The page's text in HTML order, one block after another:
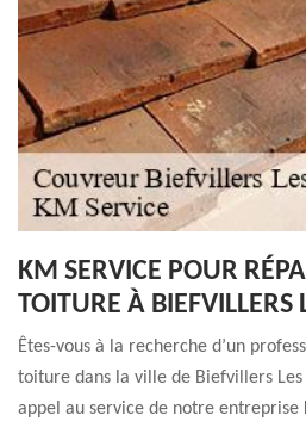
KM SERVICE POUR
TOITURE À BIEFVILLERS
Êtes-vous à la recherche d’un
toiture dans la ville de Biefvillers Les
appel au service de notre entreprise